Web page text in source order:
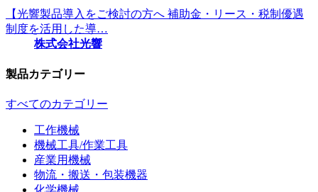
【光響製品導入をご検討の方へ 補助金・リース・税制優遇
制度を活用した導…
株式会社光響
製品カテゴリー
すべてのカテゴリー
工作機械
機械工具/作業工具
産業用機械
物流・搬送・包装機器
化学機械